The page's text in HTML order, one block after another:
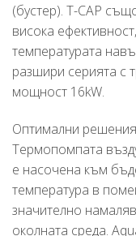
(бустер). T-CAP
висока
температурата
разшири серията с
мощност 16kW.
Оптимални
Термопомпата
е насочена към
температура в
значително
околната среда.